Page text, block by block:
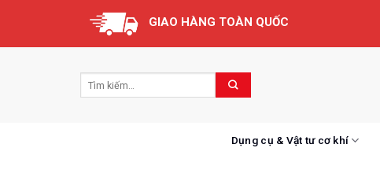
content
GIAO HÀNG TOÀN QUỐC
Dụng cụ & Vật tư cơ khí